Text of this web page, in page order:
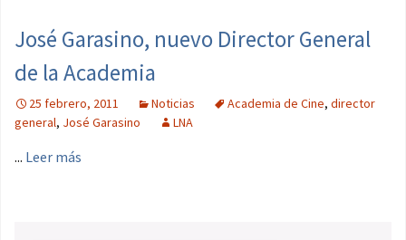
José Garasino, nuevo Director General
de la Academia
25 febrero, 2011 Noticias Academia de Cine, director
general, José Garasino LNA
... Leer más